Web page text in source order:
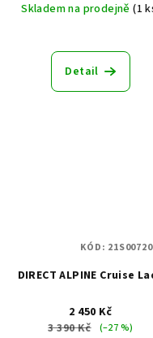
Skladem na prodejně(1
Detail
DIRECT ALPINE Cruise
2 450 Kč
3 390 Kč
(–27 %)
KÓD: